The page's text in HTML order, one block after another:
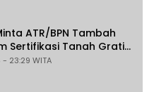
ATR/BPN Tambah
Sertifikasi Tanah Gratis
Berpenghasilan
23:29 WITA